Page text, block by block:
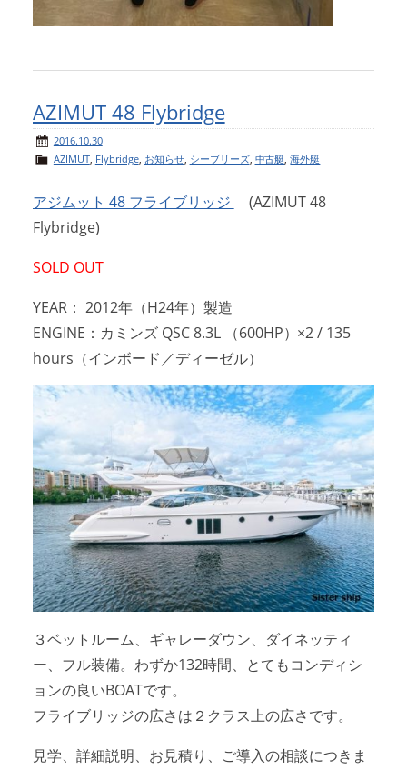
AZIMUT 48 Flybridge
2016.10.30
AZIMUT, Flybridge, お知らせ, シーブリーズ, 中古艇,海外艇
アジムット 48 フライブリッジ
(AZIMUT 48
Flybridge)
SOLD OUT
YEAR： 2012年（H24年）製造
ENGINE：カミンズ QSC 8.3L （600HP）×2 / 135
hours（インボード／ディーゼル）
３ベットルーム、ギャレーダウン、ダイネッティ
ー、フル装備。わずか132時間、とてもコンディシ
ョンの良いBOATです。
フライブリッジの広さは２クラス上の広さです。
見学、詳細説明、お見積り、ご導入の相談につきま